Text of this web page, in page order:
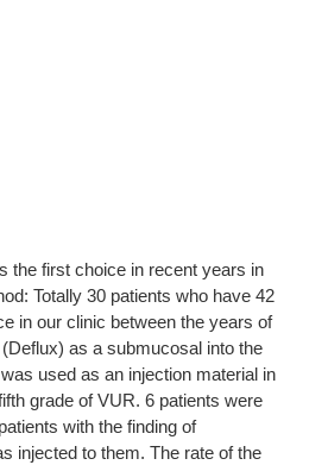
the first choice in recent years in
Totally 30 patients who have 42
in our clinic between the years of
as a submucosal into the
used as an injection material in
grade of VUR. 6 patients were
with the finding of
injected to them. The rate of the